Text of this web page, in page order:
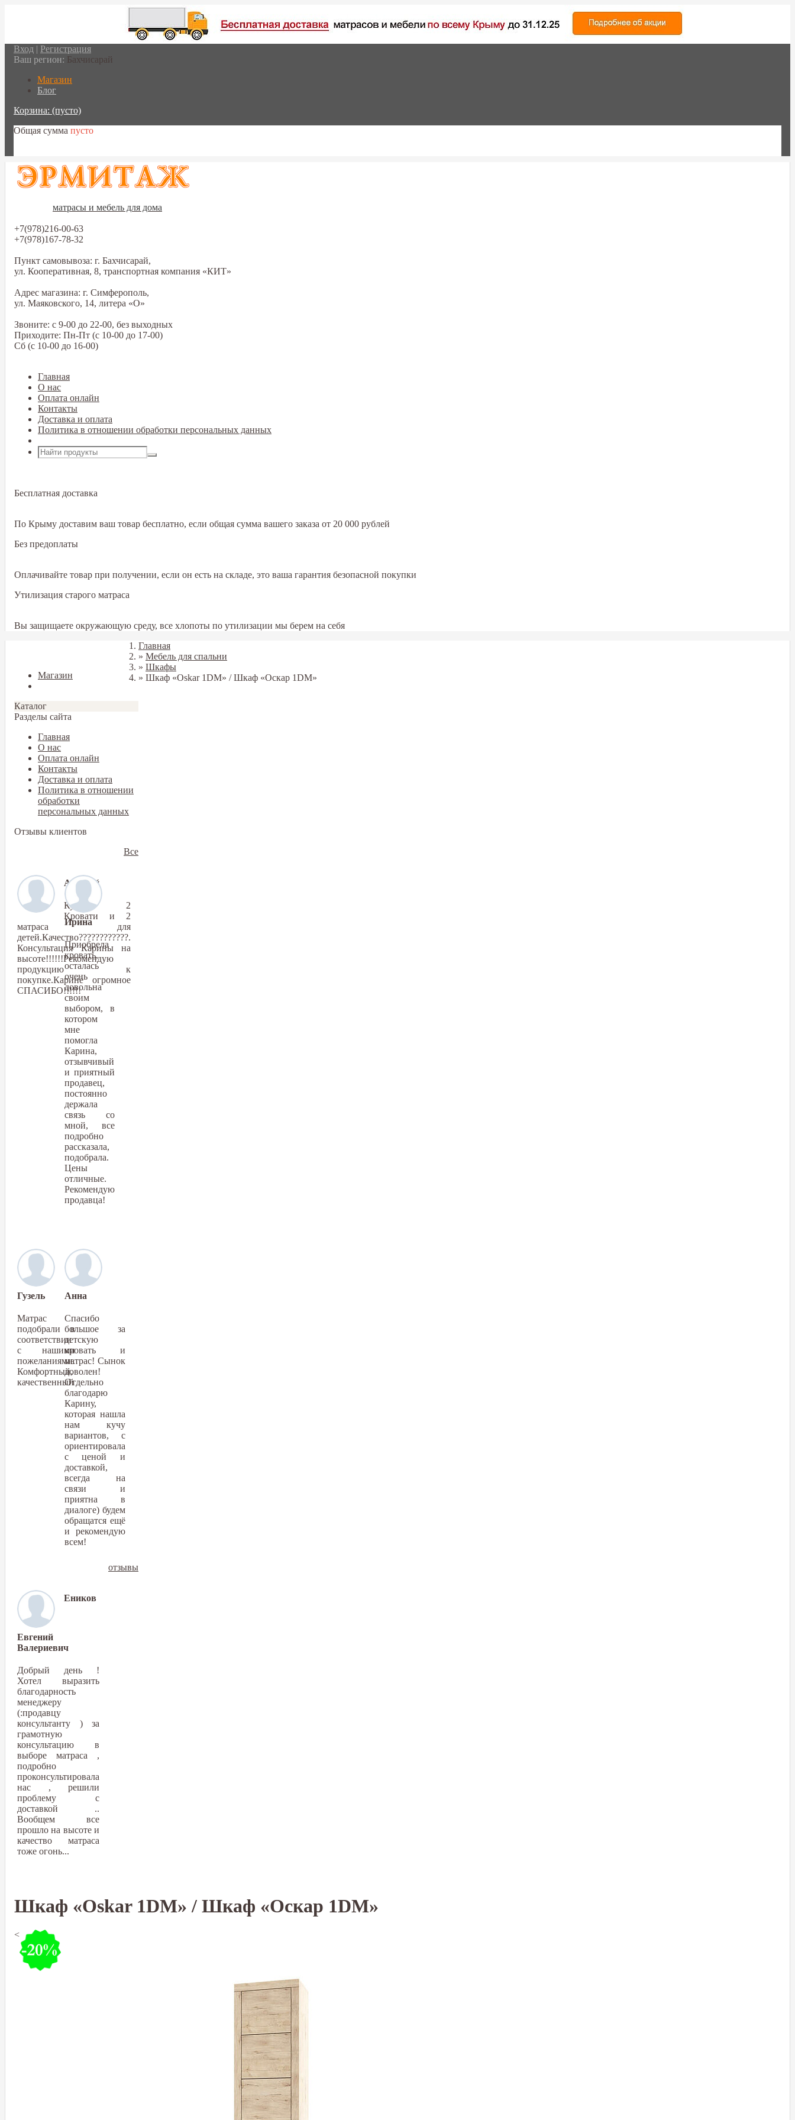
Вход | Регистрация
Ваш регион: Бахчисарай
Магазин
Блог
Корзина: (пусто)
Общая сумма пусто
матрасы и мебель для дома
+7(978)216-00-63
+7(978)167-78-32
Пункт самовывоза: г. Бахчисарай,
ул. Кооперативная, 8, транспортная компания «КИТ»
Адрес магазина: г. Симферополь,
ул. Маяковского, 14, литера «О»
Звоните: с 9-00 до 22-00, без выходных
Приходите: Пн-Пт (с 10-00 до 17-00)
Сб (с 10-00 до 16-00)
Главная
О нас
Оплата онлайн
Контакты
Доставка и оплата
Политика в отношении обработки персональных данных
Бесплатная доставка
По Крыму доставим ваш товар бесплатно, если общая сумма вашего заказа от 20 000 рублей
Без предоплаты
Оплачивайте товар при получении, если он есть на складе, это ваша гарантия безопасной покупки
Утилизация старого матраса
Вы защищаете окружающую среду, все хлопоты по утилизации мы берем на себя
Магазин
Каталог
Разделы сайта
Главная
О нас
Оплата онлайн
Контакты
Доставка и оплата
Политика в отношении
обработки
персональных данных
Отзывы клиентов
Алексей
Купили 2
Кровати и 2
матраса для
детей.Качество????????????.
Консультация Карины на
высоте!!!!!!Рекомендую
продукцию к
покупке.Карине огромное
СПАСИБО!!!!!!
Ирина
Приобрела
кровать,
осталась
очень
довольна
своим
выбором, в
котором
мне
помогла
Карина,
отзывчивый
и приятный
продавец,
постоянно
держала
связь со
мной, все
подробно
рассказала,
подобрала.
Цены
отличные.
Рекомендую
продавца!
Гузель
Матрас
подобрали в
соответствии
с нашими
пожеланиями.
Комфортный,
качественный
Анна
Спасибо
большое за
детскую
кровать и
матрас! Сынок
доволен!
Отдельно
благодарю
Карину,
которая нашла
нам кучу
вариантов, с
ориентировала
с ценой и
доставкой,
всегда на
связи и
приятна в
диалоге) будем
обращатся ещё
и рекомендую
всем!
Еников
Евгений
Валериевич
Добрый день !
Хотел выразить
благодарность
менеджеру
(:продавцу
консультанту ) за
грамотную
консультацию в
выборе матраса ,
подробно
проконсультировала
нас , решили
проблему с
доставкой ..
Вообщем все
прошло на высоте и
качество матраса
тоже огонь...
Все
отзывы
Главная
» Мебель для спальни
» Шкафы
» Шкаф «Oskar 1DM» / Шкаф «Оскар 1DM»
Шкаф «Oskar 1DM» / Шкаф «Оскар 1DM»
<